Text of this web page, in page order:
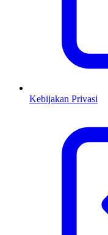
Kebijakan Privasi